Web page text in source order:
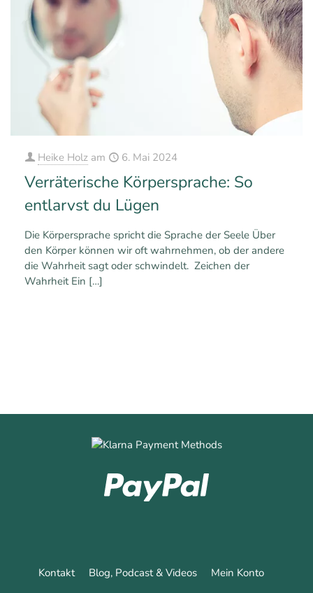
Heike Holz am 6. Mai 2024
Verräterische Körpersprache: So
entlarvst du Lügen
Die Körpersprache spricht die Sprache der Seele Über
den Körper können wir oft wahrnehmen, ob der andere
die Wahrheit sagt oder schwindelt. Zeichen der
Wahrheit Ein […]
Kontakt Blog, Podcast & Videos
Mein Konto